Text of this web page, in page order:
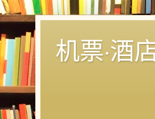
机票·酒